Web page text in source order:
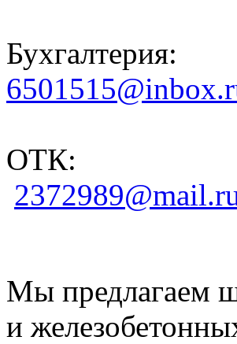
Бухгалтерия:
ОТК:
Мы предлагаем
и